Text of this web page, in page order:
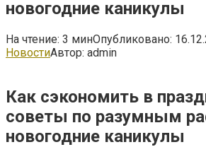
новогодние каникулы
На чтение: 3 минОпубликовано:
НовостиАвтор: admin
Как сэкономить в
советы по разумным
новогодние каникулы